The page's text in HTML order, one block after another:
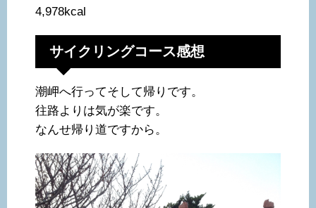
4,978kcal
サイクリングコース感想
潮岬へ行ってそして帰りです。
往路よりは気が楽です。
なんせ帰り道ですから。